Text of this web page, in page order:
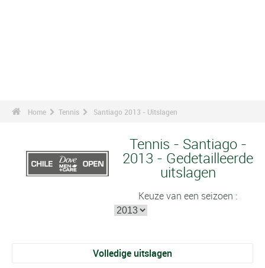
Home Tennis Santiago 2013 - Uitslagen
Tennis - Santiago -
2013 - Gedetailleerde
uitslagen
Keuze van een seizoen :
Volledige uitslagen